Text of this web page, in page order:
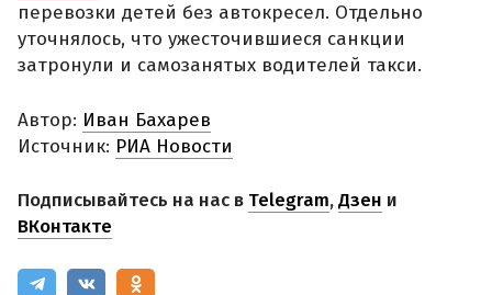
перевозки детей без автокресел. Отдельно
уточнялось, что ужесточившиеся санкции
затронули и самозанятых водителей такси.
Автор: Иван Бахарев
Источник: РИА Новости
Подписывайтесь на нас в Telegram,Дзен и
ВКонтакте